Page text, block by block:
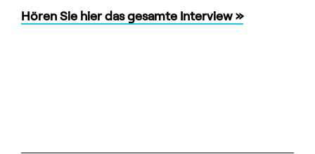
Hören Sie hier das gesamte Interview »